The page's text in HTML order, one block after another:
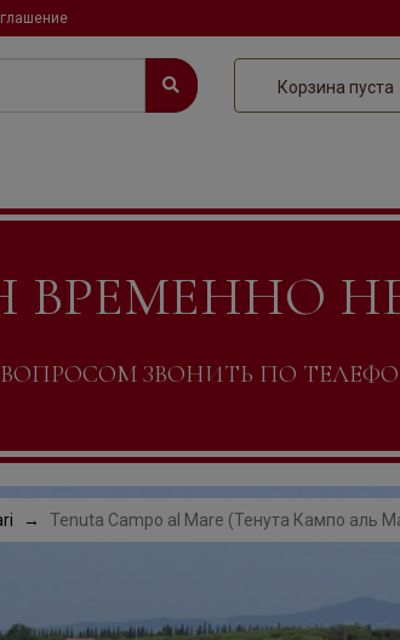
Корзина пуста
ВРЕМЕННО
ЗВОНИТЬ ПО ТЕЛЕФОНУ
Tenuta Campo al Mare (Тенута Кампо аль